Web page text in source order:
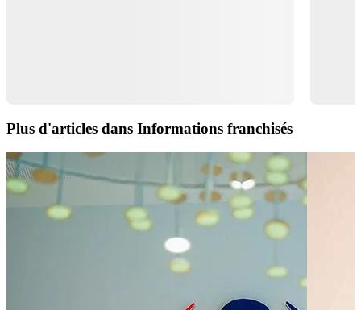
Plus d'articles dans Informations franchisés